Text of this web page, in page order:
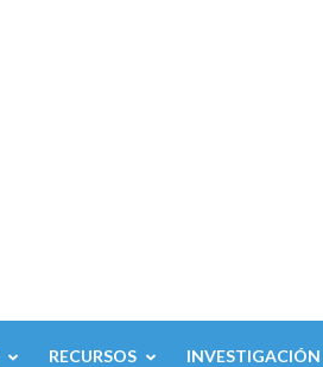
RECURSOS INVESTIGACIÓN